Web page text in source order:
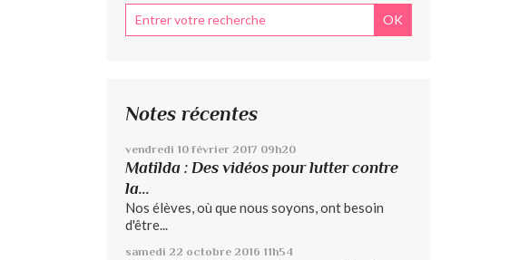
Notes récentes
vendredi 10 février 2017 09h20
Matilda : Des vidéos pour lutter contre
la...
Nos élèves, où que nous soyons, ont besoin
d'être...
samedi 22 octobre 2016 11h54